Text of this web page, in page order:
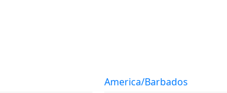
America/Barbados